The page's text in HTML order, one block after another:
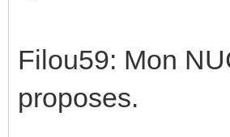
nvme-pci-1200
Adapter: PCI
Filou59: Mon
proposes.